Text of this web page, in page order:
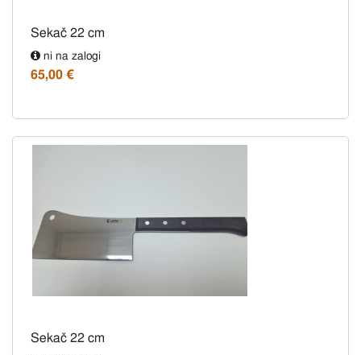
Sekač 22 cm
ni na zalogi
65,00 €
Sekač 22 cm